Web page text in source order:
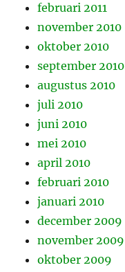
februari 2011
november 2010
oktober 2010
september 2010
augustus 2010
juli 2010
juni 2010
mei 2010
april 2010
februari 2010
januari 2010
december 2009
november 2009
oktober 2009